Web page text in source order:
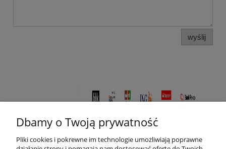
wyślij
Dbamy o Twoją prywatność
Pliki cookies i pokrewne im technologie umożliwiają poprawne